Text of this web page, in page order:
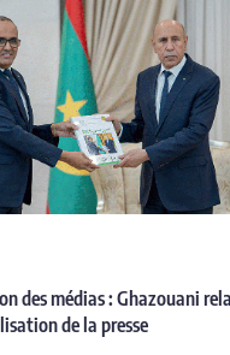
des médias : Ghazouani
de la presse